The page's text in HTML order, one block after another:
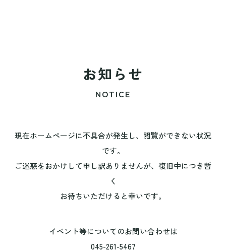
お知らせ
NOTICE
現在ホームページに不具合が発生し、閲覧ができない状況
です。
ご迷惑をおかけして申し訳ありませんが、復旧中につき暫
く
お待ちいただけると幸いです。
イベント等についてのお問い合わせは
045-261-5467